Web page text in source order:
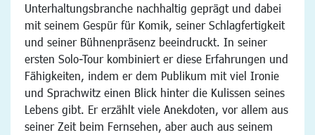
Unterhaltungsbranche nachhaltig geprägt und dabei
mit seinem Gespür für Komik, seiner Schlagfertigkeit
und seiner Bühnenpräsenz beeindruckt. In seiner
ersten Solo-Tour kombiniert er diese Erfahrungen und
Fähigkeiten, indem er dem Publikum mit viel Ironie
und Sprachwitz einen Blick hinter die Kulissen seines
Lebens gibt. Er erzählt viele Anekdoten, vor allem aus
seiner Zeit beim Fernsehen, aber auch aus seinem